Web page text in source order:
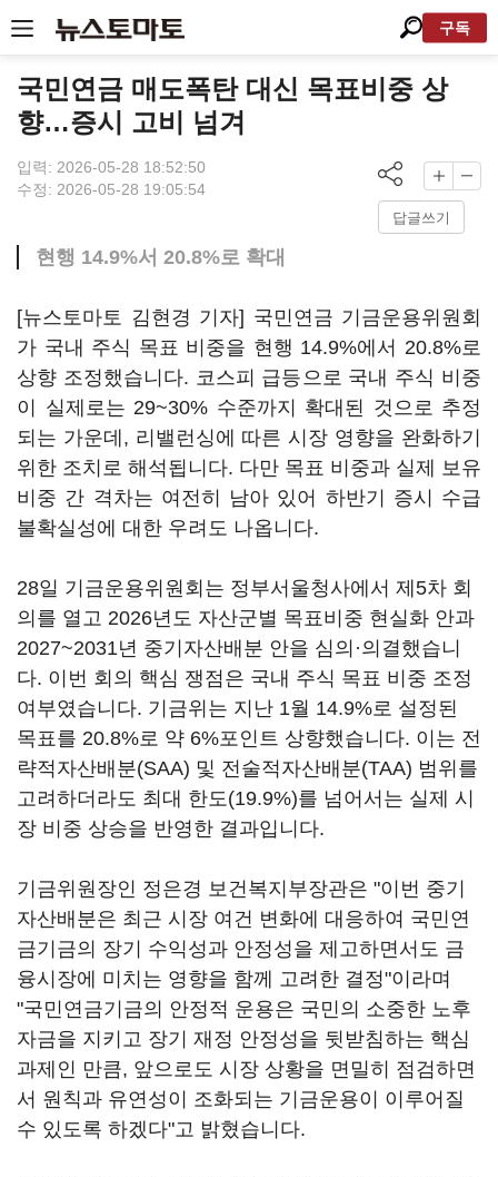
구독
국민연금 매도폭탄 대신 목표비중 상
향…증시 고비 넘겨
입력: 2026-05-28 18:52:50
수정: 2026-05-28 19:05:54
답글쓰기
현행 14.9%서 20.8%로 확대
[뉴스토마토 김현경 기자] 국민연금 기금운용위원회
가 국내 주식 목표 비중을 현행 14.9%에서 20.8%로
상향 조정했습니다. 코스피 급등으로 국내 주식 비중
이 실제로는 29~30% 수준까지 확대된 것으로 추정
되는 가운데, 리밸런싱에 따른 시장 영향을 완화하기
위한 조치로 해석됩니다. 다만 목표 비중과 실제 보유
비중 간 격차는 여전히 남아 있어 하반기 증시 수급
불확실성에 대한 우려도 나옵니다.
28일 기금운용위원회는 정부서울청사에서 제5차 회
의를 열고 2026년도 자산군별 목표비중 현실화 안과
2027~2031년 중기자산배분 안을 심의·의결했습니
다. 이번 회의 핵심 쟁점은 국내 주식 목표 비중 조정
여부였습니다. 기금위는 지난 1월 14.9%로 설정된
목표를 20.8%로 약 6%포인트 상향했습니다. 이는 전
략적자산배분(SAA) 및 전술적자산배분(TAA) 범위를
고려하더라도 최대 한도(19.9%)를 넘어서는 실제 시
장 비중 상승을 반영한 결과입니다.
기금위원장인 정은경 보건복지부장관은 "이번 중기
자산배분은 최근 시장 여건 변화에 대응하여 국민연
금기금의 장기 수익성과 안정성을 제고하면서도 금
융시장에 미치는 영향을 함께 고려한 결정"이라며
"국민연금기금의 안정적 운용은 국민의 소중한 노후
자금을 지키고 장기 재정 안정성을 뒷받침하는 핵심
과제인 만큼, 앞으로도 시장 상황을 면밀히 점검하면
서 원칙과 유연성이 조화되는 기금운용이 이루어질
수 있도록 하겠다"고 밝혔습니다.